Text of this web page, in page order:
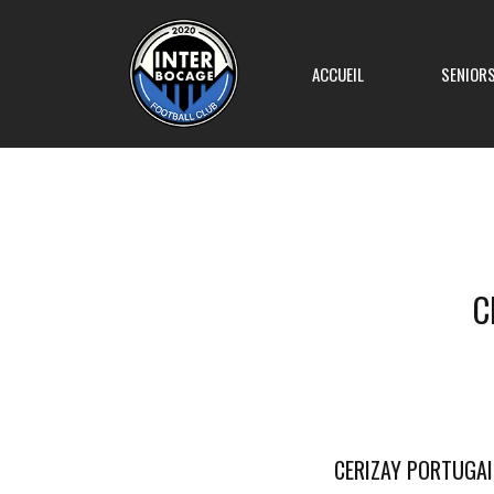
ACCUEIL
CERIZAY